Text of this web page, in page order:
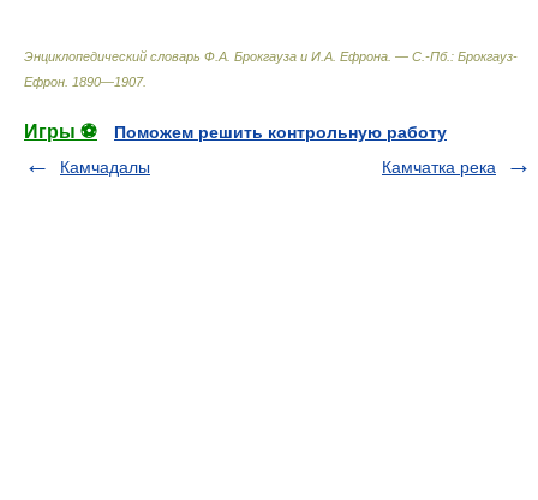
Энциклопедический словарь Ф.А. Брокгауза и И.А. Ефрона. — С.-Пб.: Брокгауз-
Ефрон 1890—1907.
Игры ⚽
Поможем решить контрольную работу
Камчадалы
Камчатка река